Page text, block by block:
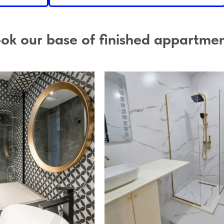
our base of finished